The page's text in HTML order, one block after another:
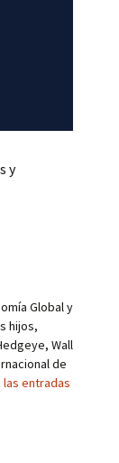
y
Global y
hijos,
Wall
de
entradas